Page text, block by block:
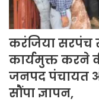
करंजिया सरपंच
कार्यमुक्त करने
जनपद पंचायत
सौंपा ज्ञापन,